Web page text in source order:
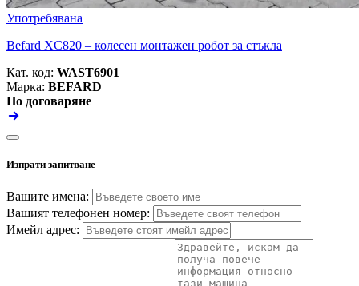
Употребявана
Befard XC820 – колесен монтажен робот за стъкла
Кат. код: WAST6901
Марка: BEFARD
По договаряне
Изпрати запитване
Вашите имена:
Вашият телефонен номер:
Имейл адрес: